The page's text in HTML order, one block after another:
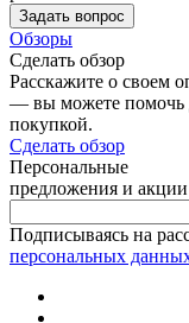
Задать вопрос
Обзоры
Сделать обзор
Расскажите о своем
— вы можете помочь
покупкой.
Сделать обзор
Персональные
предложения и акции
Подписываясь на
персональных